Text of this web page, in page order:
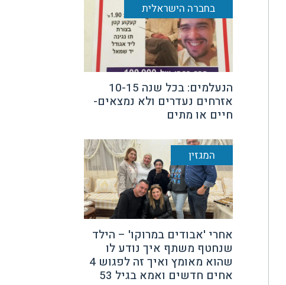
בחברה הישראלית
הנעלמים: בכל שנה 10-15
אזרחים נעדרים ולא נמצאים-
חיים או מתים
המגזין
אחרי 'אבודים במרוקו' – הילד
שנחטף משתף איך נודע לו
שהוא מאומץ ואיך זה לפגוש 4
אחים חדשים ואמא בגיל 53